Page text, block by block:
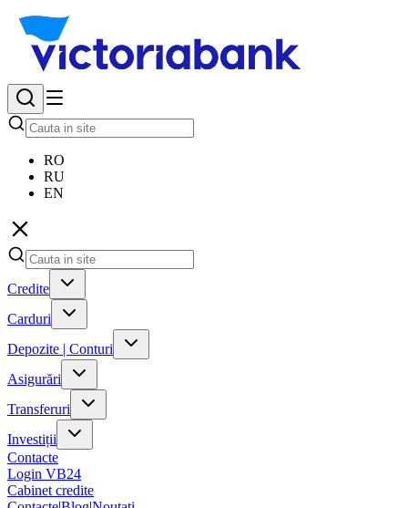
RO
RU
EN
Credite
Carduri
Depozite | Conturi
Asigurări
Transferuri
Investiții
Contacte
Login VB24
Cabinet credite